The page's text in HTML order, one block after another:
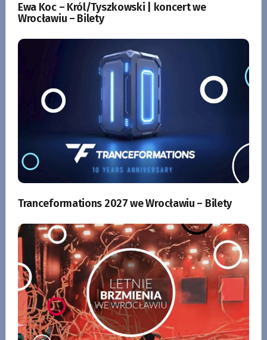
Ewa Koc – Król/Tyszkowski | koncert we
Wrocławiu – Bilety
Tranceformations 2027 we Wrocławiu – Bilety